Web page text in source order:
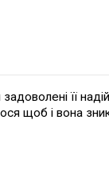
її
щоб і вона